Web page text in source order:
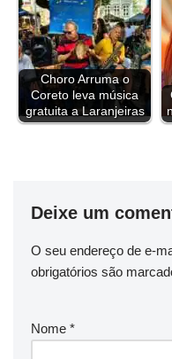
t
Choro Arruma o
Coreto leva música
gratuita a Laranjeiras
Deixe um
O seu endereço de e-
obrigatórios são
Nome *